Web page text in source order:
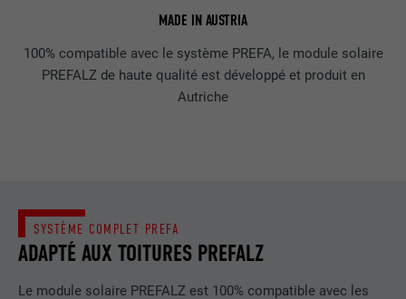
MADE IN AUSTRIA
100% compatible avec le système PREFA, le module solaire
PREFALZ de haute qualité est développé et produit en
Autriche
ADAPTÉ AUX TOITURES PREFALZ
SYSTÈME COMPLET PREFA
Le module solaire PREFALZ est 100% compatible avec les